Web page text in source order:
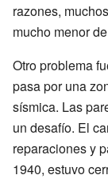
razones,
mucho menor
Otro problema
pasa por una
sísmica. Las
un desafío. El
reparaciones y
1940, estuvo